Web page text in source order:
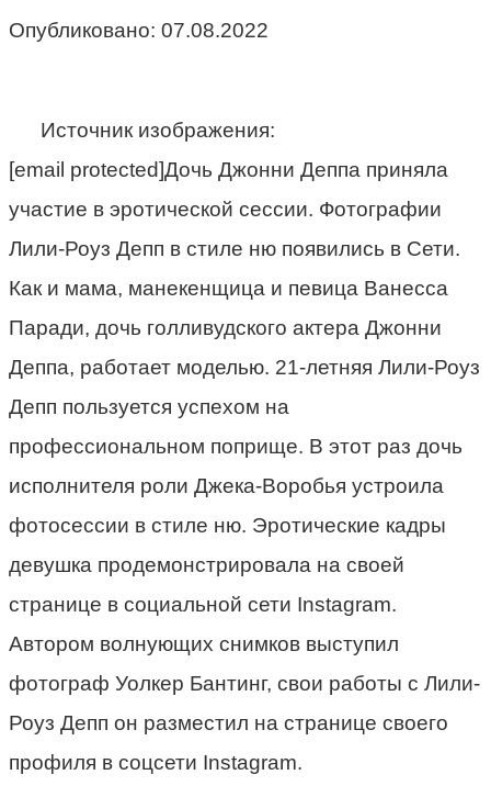
Опубликовано: 07.08.2022
Источник изображения:
[email protected]Дочь Джонни Деппа приняла
участие в эротической сессии. Фотографии
Лили-Роуз Депп в стиле ню появились в Сети.
Как и мама, манекенщица и певица Ванесса
Паради, дочь голливудского актера Джонни
Деппа, работает моделью. 21-летняя Лили-Роуз
Депп пользуется успехом на
профессиональном поприще. В этот раз дочь
исполнителя роли Джека-Воробья устроила
фотосессии в стиле ню. Эротические кадры
девушка продемонстрировала на своей
странице в социальной сети Instagram.
Автором волнующих снимков выступил
фотограф Уолкер Бантинг, свои работы с Лили-
Роуз Депп он разместил на странице своего
профиля в соцсети Instagram.